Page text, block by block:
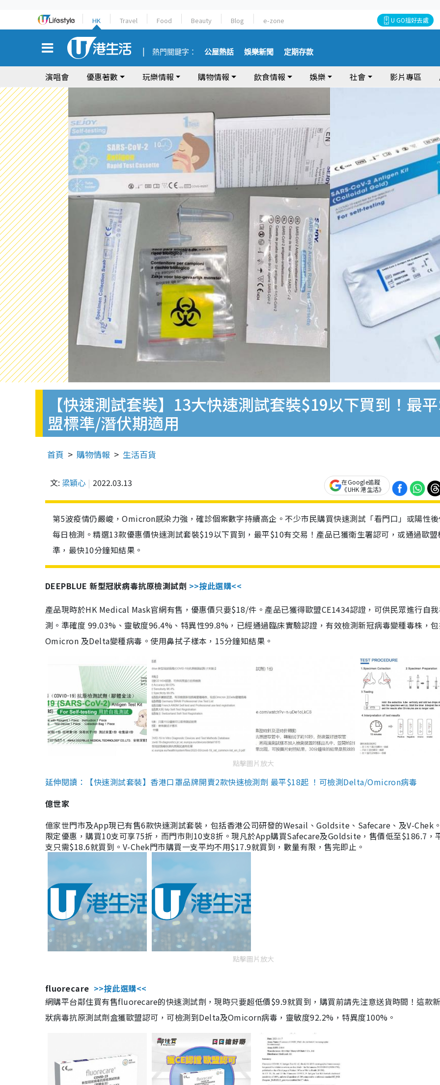
HK Travel Food Beauty Blog e-zone U GO搵好去處
熱門關鍵字： 公屋熱話 娛樂新聞 定期存款
演唱會 優惠著數 玩樂情報 購物情報 飲食情報 娛樂 社會 影片專區
【快速測試套裝】13大快速測試套裝$19以下買到！最
盟標準/潛伏期適用
首頁 購物情報 生活百貨
文: 梁穎心 2022.03.13
在Google追蹤
《UHK 港生活》
第5波疫情仍嚴峻，Omicron感染力強，確診個案數字持續高企。不少市民購買快速測試「看門口」或陽性
每日檢測。精選13款優惠價快速測試套裝$19以下買到，最平$10有交易！產品已獲衛生署認可，或通過歐盟
準，最快10分鐘知結果。
DEEPBLUE 新型冠狀病毒抗原檢測試劑 >>按此選購<<
產品現時於HK Medical Mask官網有售，優惠價只要$18/件。產品已獲得歐盟CE1434認證，可供民眾進行自
測。準確度 99.03%、靈敏度96.4%、特異性99.8%，已經通過臨床實驗認證，有效檢測新冠病毒變種毒株，
Omicron 及Delta變種病毒。使用鼻拭子樣本，15分鐘知結果。
點擊圖片放大
延伸閱讀：【快速測試套裝】香港口罩品牌開賣2款快速檢測劑 最平$18起 ！可檢測Delta/Omicron病毒
億世家
億家世門市及App現已有售6款快速測試套裝，包括香港公司研發的Wesail、Goldsite、Safecare、及V-Chek
限定優惠，購買10支可享75折，而門市則10支8折。現凡於App購買Safecare及Goldsite，售價低至$186.7，
支只需$18.6就買到。V-Chek門市購買一支平均不用$17.9就買到，數量有限，售完即止。
點擊圖片放大
fluorecare >>按此選購<<
網購平台鄰住買有售fluorecare的快速測試劑，現時只要超低價$9.9就買到，購買前請先注意送貨時間！這款
狀病毒抗原測試劑盒獲歐盟認可，可檢測到Delta及Omicorn病毒，靈敏度92.2%，特異度100%。